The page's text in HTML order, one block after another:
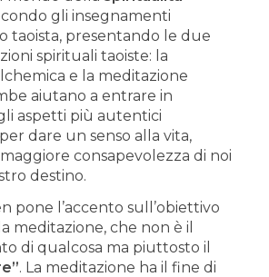
gli insegnamenti
taoista, presentando le due
spirituali taoiste: la
e la meditazione
aiutano a entrare in
aspetti più autentici
dare un senso alla vita,
consapevolezza di noi
destino.
pone l’accento sull’obiettivo
meditazione, che non è il
di qualcosa ma piuttosto il
. La meditazione ha il fine di